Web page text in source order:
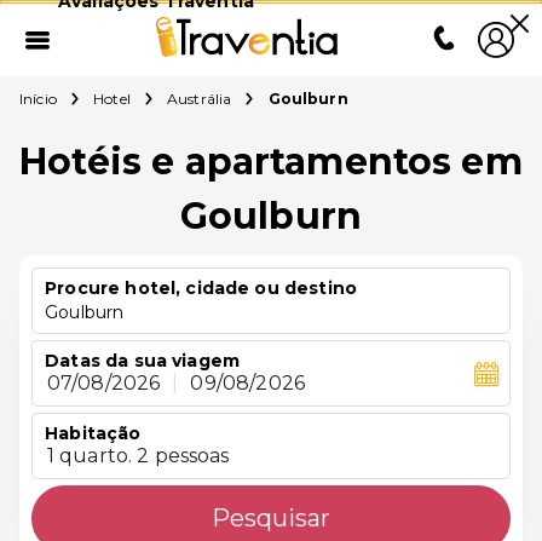
Início Hotel Austrália Goulburn
Hotéis e apartamentos em
Goulburn
Procure hotel, cidade ou destino
Goulburn
Datas da sua viagem
07/08/2026 09/08/2026
Habitação
1 quarto. 2 pessoas
Pesquisar